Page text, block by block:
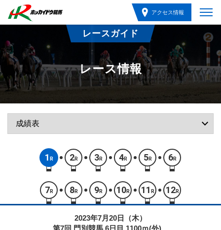
アクセス情報
レースガイド
レース情報
1 R 2R 3R 4R 5R 6R
7 R 8R 9R 10R 11 R 12R
2023年7月20日（木）
第7回 門別競馬 6日目 1100ｍ(外)